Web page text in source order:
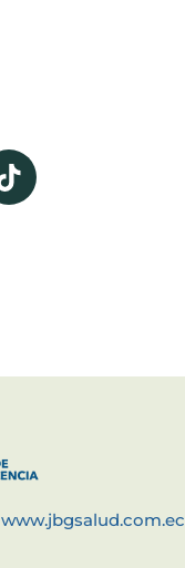
www.jbgsalud.com.ec